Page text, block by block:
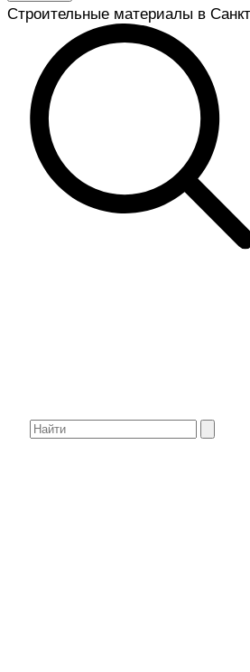
Строительные материалы в